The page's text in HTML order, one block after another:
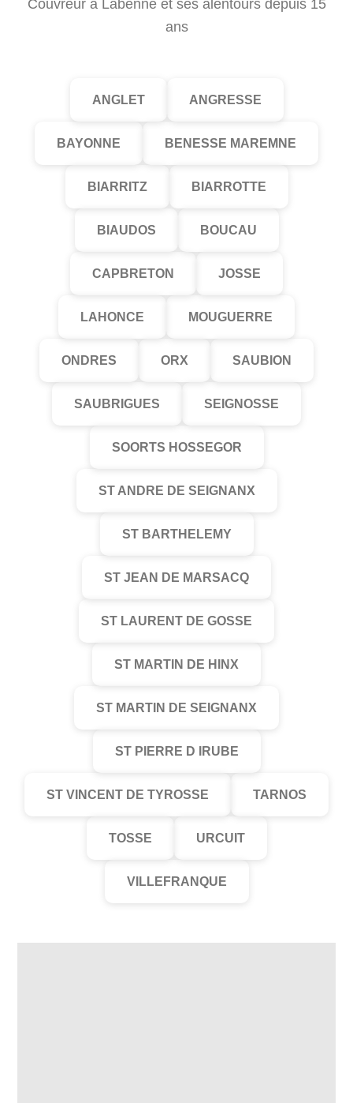
Couvreur à Labenne et ses alentours depuis 15
ans
ANGLET ANGRESSE
BAYONNE BENESSE MAREMNE
BIARRITZ BIARROTTE
BIAUDOS BOUCAU
CAPBRETON JOSSE
LAHONCE MOUGUERRE
ONDRES ORX SAUBION
SAUBRIGUES SEIGNOSSE
SOORTS HOSSEGOR
ST ANDRE DE SEIGNANX
ST BARTHELEMY
ST JEAN DE MARSACQ
ST LAURENT DE GOSSE
ST MARTIN DE HINX
ST MARTIN DE SEIGNANX
ST PIERRE D IRUBE
ST VINCENT DE TYROSSE TARNOS
TOSSE URCUIT
VILLEFRANQUE